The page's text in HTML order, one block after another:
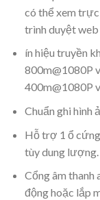
có thể xem trực
trình duyệt
ín hiệu truyền
800m@1080P
400m@1080P
Chuẩn ghi hình
Hỗ trợ 1 ổ
tùy dung lượng.
Cổng âm thanh
động hoặc lắp